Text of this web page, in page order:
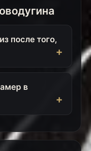
после того,
в